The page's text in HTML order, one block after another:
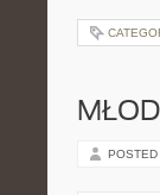
POSTED